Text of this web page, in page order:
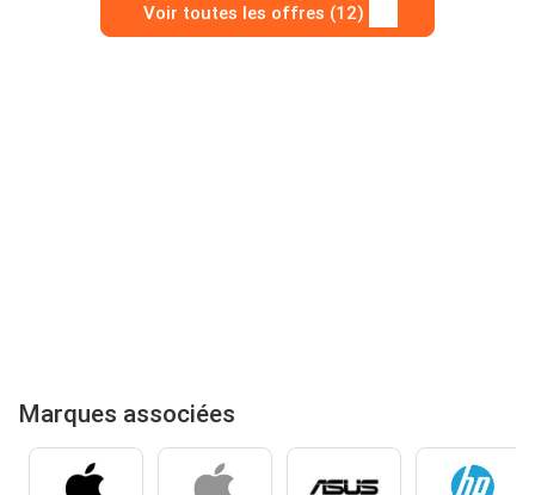
Voir toutes les offres (12)
Marques associées